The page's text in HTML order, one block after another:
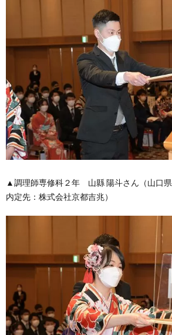
▲調理師専修科２年 山縣 陽斗さん（山口
内定先：株式会社京都吉兆）